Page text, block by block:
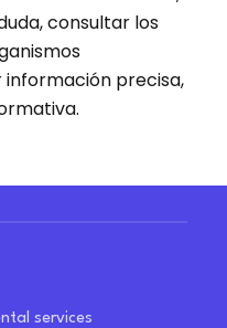
consultar los
precisa,
services